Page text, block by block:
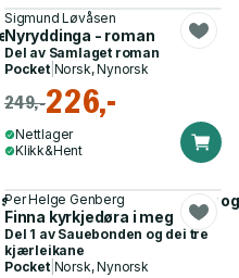
Sigmund Løvåsen
Nyryddinga - roman
Del av Samlaget roman
Pocket| Norsk, Nynorsk
249,-226,-
Nettlager
Klikk&Hent
phone : ekte dyrelyder
Per Helge Genberg
Finna kyrkjedøra i meg
Del 1 av Sauebonden og dei tre
kjærleikane
Pocket| Norsk, Nynorsk